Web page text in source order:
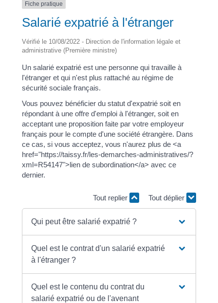
Fiche pratique
Salarié expatrié à l'étranger
Vérifié le 10/08/2022 - Direction de l'information légale et
administrative (Première ministre)
Un salarié expatrié est une personne qui travaille à
l'étranger et qui n'est plus rattaché au régime de
sécurité sociale français.
Vous pouvez bénéficier du statut d'expatrié soit en
répondant à une offre d'emploi à l'étranger, soit en
acceptant une proposition faite par votre employeur
français pour le compte d'une société étrangère. Dans
ce cas, si vous acceptez, vous n'aurez plus de <a
href="https://taissy.fr/les-demarches-administratives/?
xml=R54147">lien de subordination</a> avec ce
dernier.
Tout replier Tout déplier
Qui peut être salarié expatrié ?
Quel est le contrat d'un salarié expatrié
à l'étranger ?
Quel est le contenu du contrat du
salarié expatrié ou de l'avenant